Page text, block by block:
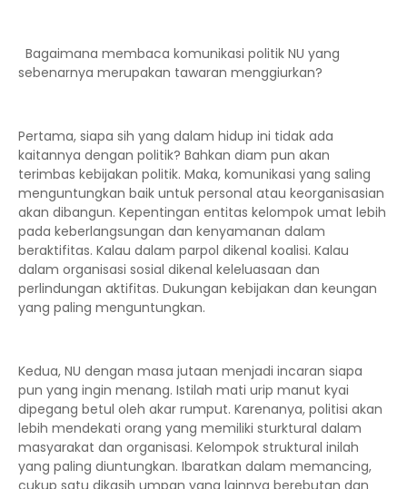
Bagaimana membaca komunikasi politik NU yang
sebenarnya merupakan tawaran menggiurkan?
Pertama, siapa sih yang dalam hidup ini tidak ada
kaitannya dengan politik? Bahkan diam pun akan
terimbas kebijakan politik. Maka, komunikasi yang saling
menguntungkan baik untuk personal atau keorganisasian
akan dibangun. Kepentingan entitas kelompok umat lebih
pada keberlangsungan dan kenyamanan dalam
beraktifitas. Kalau dalam parpol dikenal koalisi. Kalau
dalam organisasi sosial dikenal keleluasaan dan
perlindungan aktifitas. Dukungan kebijakan dan keungan
yang paling menguntungkan.
Kedua, NU dengan masa jutaan menjadi incaran siapa
pun yang ingin menang. Istilah mati urip manut kyai
dipegang betul oleh akar rumput. Karenanya, politisi akan
lebih mendekati orang yang memiliki sturktural dalam
masyarakat dan organisasi. Kelompok struktural inilah
yang paling diuntungkan. Ibaratkan dalam memancing,
cukup satu dikasih umpan yang lainnya berebutan dan